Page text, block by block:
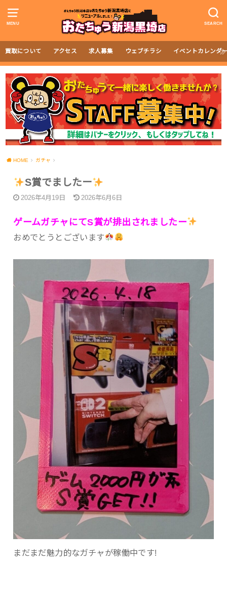
MENU SEARCH
買取について アクセス 求人募集 ウェブチラシ イベントカレンダ
HOME ガチャ
S賞でましたー
2026年4月19日 2026年6月6日
ゲームガチャにてS賞が排出されましたー
おめでとうとございます
まだまだ魅力的なガチャが稼働中です!